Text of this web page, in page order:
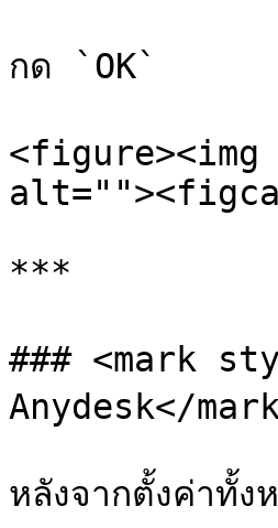
กด `OK`
***
### <mark
Anydesk</
หลังจากตั้งค่าทั้